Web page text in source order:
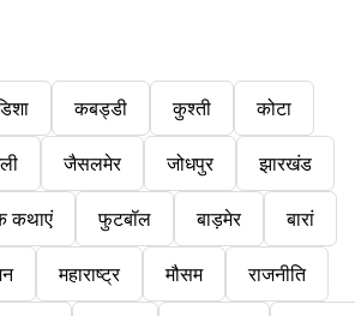
कबड्डी कुश्ती कोटा
जैसलमेर जोधपुर झारखंड
कथाएं फुटबॉल बाड़मेर बारां
महाराष्ट्र मौसम राजनीति